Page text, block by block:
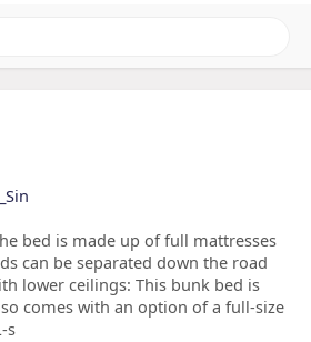
bed is made up of full mattresses
can be separated down the road
lower ceilings: This bunk bed is
comes with an option of a full-size
s